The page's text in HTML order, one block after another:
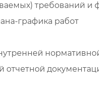
требований и
графика работ
отчетной